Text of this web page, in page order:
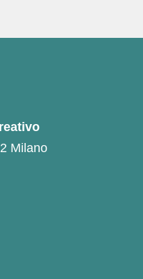
Milano